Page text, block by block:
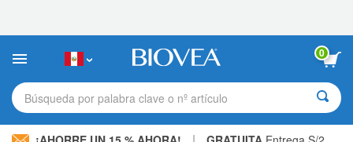
sitio
incluye
sistema
de
0
Búsqueda por palabra clave o nº artículo